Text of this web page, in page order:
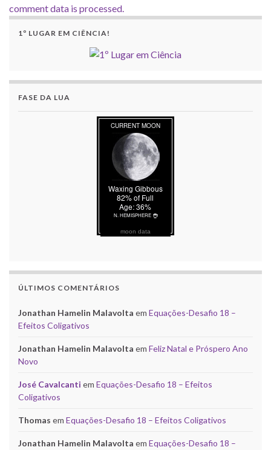
comment data is processed.
1º LUGAR EM CIÊNCIA!
FASE DA LUA
moon data
ÚLTIMOS COMENTÁRIOS
Jonathan Hamelin Malavolta em Equações-Desafio 18 –
Efeitos Coligativos
Jonathan Hamelin Malavolta em Feliz Natal e Próspero Ano
Novo
José Cavalcanti em Equações-Desafio 18 – Efeitos
Coligativos
Thomas em Equações-Desafio 18 – Efeitos Coligativos
Jonathan Hamelin Malavolta em Equações-Desafio 18 –